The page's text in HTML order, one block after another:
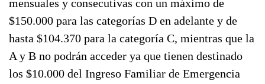
mensuales y consecutivas con un máximo de
$150.000 para las categorías D en adelante y de
hasta $104.370 para la categoría C, mientras que la
A y B no podrán acceder ya que tienen destinado
los $10.000 del Ingreso Familiar de Emergencia